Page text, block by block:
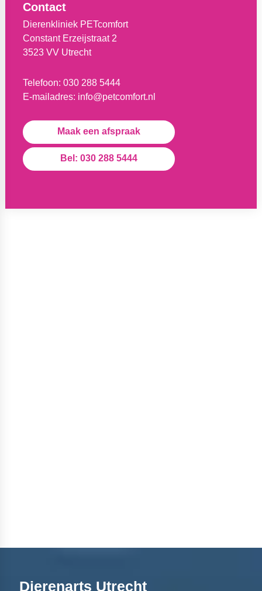
Contact
Dierenkliniek PETcomfort
Constant Erzeijstraat 2
3523 VV Utrecht
Telefoon: 030 288 5444
E-mailadres: info@petcomfort.nl
Maak een afspraak
Bel: 030 288 5444
Dierenarts Utrecht